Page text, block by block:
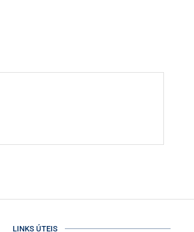
LINKS ÚTEIS